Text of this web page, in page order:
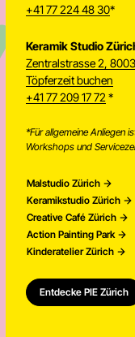
Newsletter
+41 77 224 48 30*
Keramik Studio
Zentralstrasse 2,
Töpferzeit buchen
+41 77 209 17 72 *
*Für allgemeine Anliegen
Workshops und
Malstudio Zürich
Keramikstudio Zürich
Creative Café Zürich
Action Painting Park
Kinderatelier Zürich
Entdecke PIE Zürich